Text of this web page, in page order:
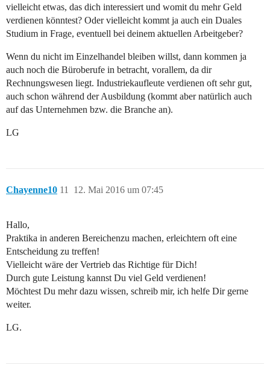
vielleicht etwas, das dich interessiert und womit du mehr Geld
verdienen könntest? Oder vielleicht kommt ja auch ein Duales
Studium in Frage, eventuell bei deinem aktuellen Arbeitgeber?
Wenn du nicht im Einzelhandel bleiben willst, dann kommen ja
auch noch die Büroberufe in betracht, vorallem, da dir
Rechnungswesen liegt. Industriekaufleute verdienen oft sehr gut,
auch schon während der Ausbildung (kommt aber natürlich auch
auf das Unternehmen bzw. die Branche an).
LG
Chayenne10 12. Mai 2016 um 07:45
11
Hallo,
Praktika in anderen Bereichenzu machen, erleichtern oft eine
Entscheidung zu treffen!
Vielleicht wäre der Vertrieb das Richtige für Dich!
Durch gute Leistung kannst Du viel Geld verdienen!
Möchtest Du mehr dazu wissen, schreib mir, ich helfe Dir gerne
weiter.
LG.